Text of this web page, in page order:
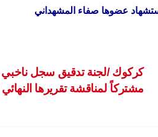
كركوك /لجنة تدقيق سجل ناخبي
مشتركاً لمناقشة تقريرها النهائي